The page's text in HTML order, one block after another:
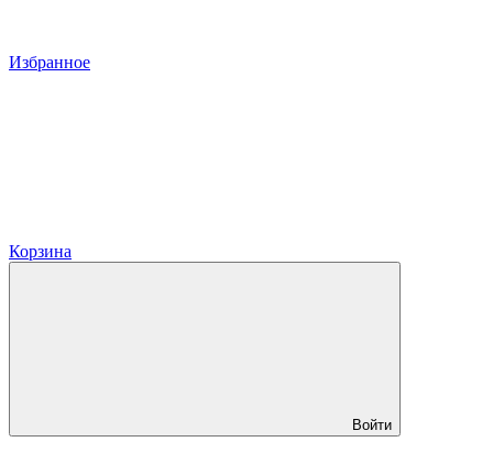
Избранное
Корзина
Войти